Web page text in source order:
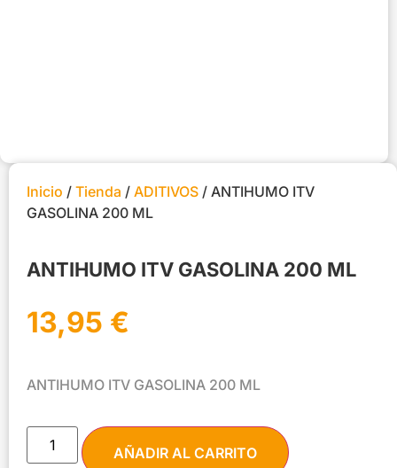
Inicio / Tienda / ADITIVOS / ANTIHUMO ITV
GASOLINA 200 ML
ANTIHUMO ITV GASOLINA 200 ML
13,95 €
ANTIHUMO ITV GASOLINA 200 ML
AÑADIR AL CARRITO